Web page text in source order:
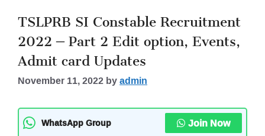
TSLPRB SI Constable Recruitment
2022 – Part 2 Edit option, Events,
Admit card Updates
November 11, 2022byadmin
WhatsApp Group Join Now